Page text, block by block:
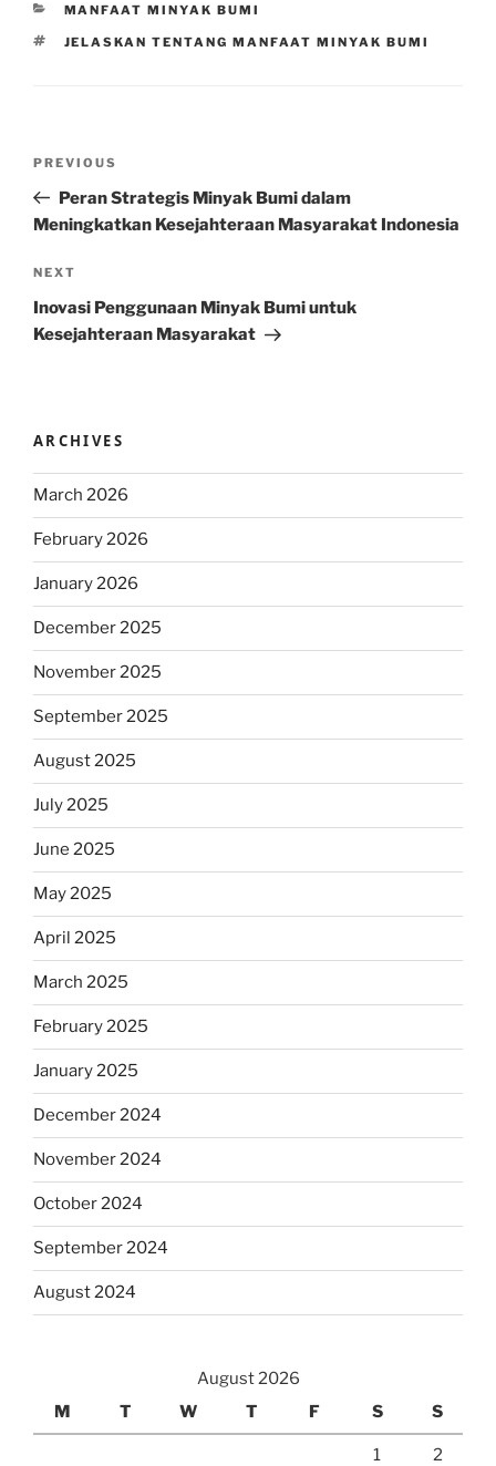
CATEGORIES
MANFAAT MINYAK BUMI
TAGS
JELASKAN TENTANG MANFAAT MINYAK BUMI
Previous
Post
PREVIOUS
Peran Strategis Minyak Bumi dalam
Meningkatkan Kesejahteraan Masyarakat Indonesia
Next
Post
NEXT
Inovasi Penggunaan Minyak Bumi untuk
Kesejahteraan Masyarakat
ARCHIVES
March 2026
February 2026
January 2026
December 2025
November 2025
September 2025
August 2025
July 2025
June 2025
May 2025
April 2025
March 2025
February 2025
January 2025
December 2024
November 2024
October 2024
September 2024
August 2024
August 2026
M
T W T F S S
1 2